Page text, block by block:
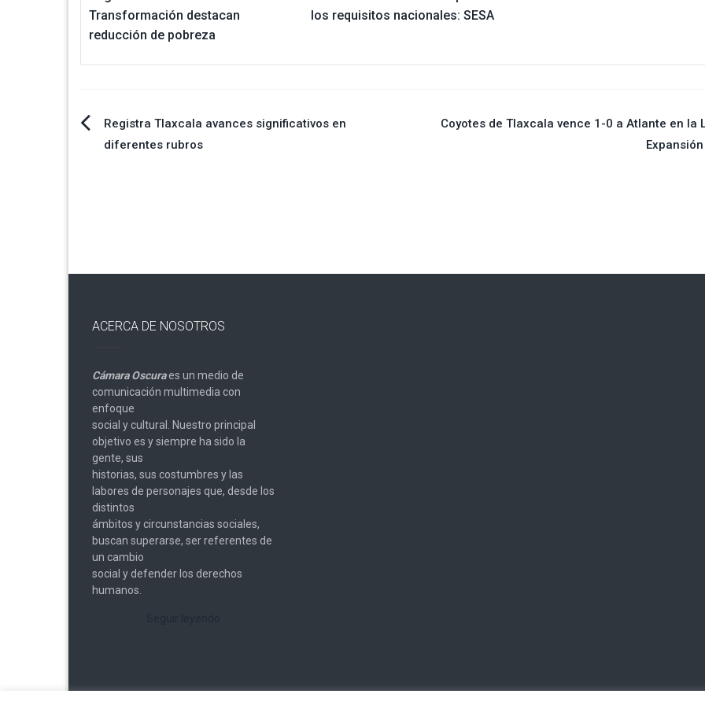
Transformación destacan
reducción de pobreza
los requisitos nacionales: SESA
Navegación
Registra Tlaxcala avances significativos en
diferentes rubros
Coyotes de Tlaxcala vence 1-0 a Atlante en la
Expansión
ACERCA DE NOSOTROS
Cámara Oscuraes un medio de
comunicación multimedia con
enfoque
social y cultural. Nuestro principal
objetivo es y siempre ha sido la
gente, sus
historias, sus costumbres y las
labores de personajes que, desde los
distintos
ámbitos y circunstancias sociales,
buscan superarse, ser referentes de
un cambio
social y defender los derechos
humanos.